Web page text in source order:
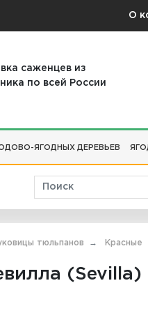
О
саженцев из
по всей России
ЯГОДНЫХ ДЕРЕВЬЕВ
тюльпанов Красные
(Sevilla)